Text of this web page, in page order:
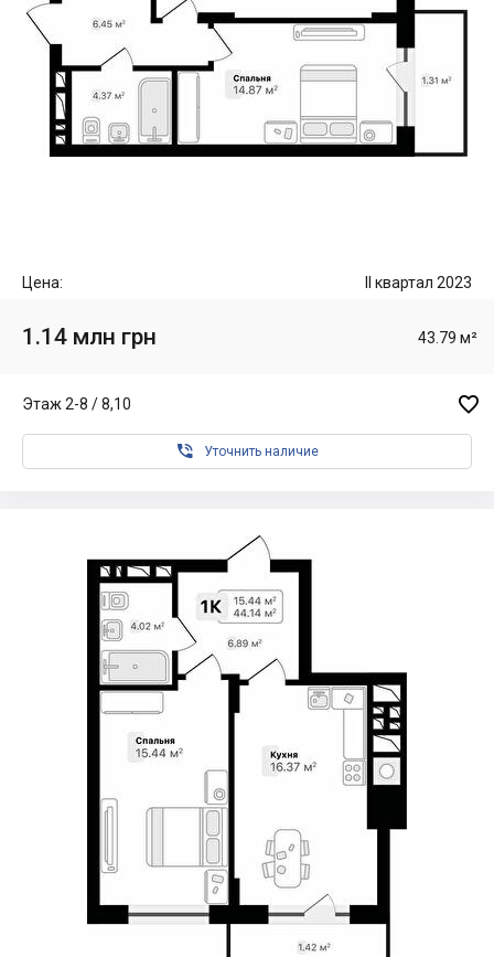
Цена: II квартал 2023
1.14 млн грн 43.79 м²
Этаж 2-8 / 8,10 
 Уточнить наличие